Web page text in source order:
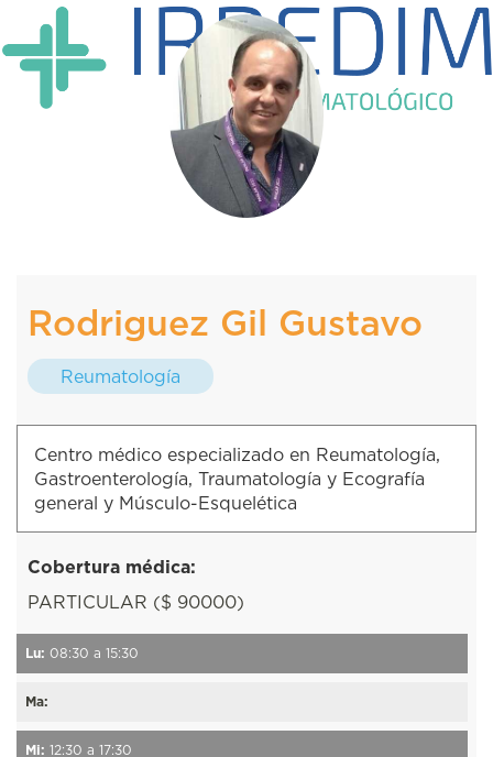
Rodriguez Gil Gustavo
Reumatología
Centro médico especializado en Reumatología,
Gastroenterología, Traumatología y Ecografía
general y Músculo-Esquelética
Cobertura médica:
PARTICULAR ($ 90000)
Lu: 08:30 a 15:30
Ma:
Mi: 12:30 a 17:30